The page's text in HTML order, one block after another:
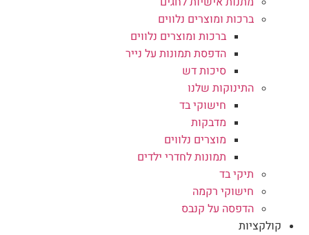
ברכות ומוצרים נלווים
ברכות ומוצרים נלווים
הדפסת תמונות על נייר
סיכות דש
התינוקות שלנו
חישוקי בד
מדבקות
מוצרים נלווים
תמונות לחדרי ילדים
תיקי בד
חישוקי רקמה
הדפסה על קנבס
קולקציות